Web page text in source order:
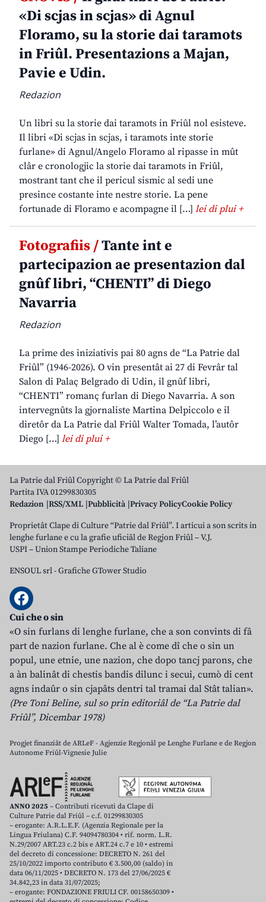
«Di scjas in scjas» di Agnul
Floramo, su la storie dai taramots
in Friûl. Presentazions a Majan,
Pavie e Udin.
Redazion
Un libri su la storie dai taramots in Friûl nol esisteve.
Il libri «Di scjas in scjas, i taramots inte storie
furlane» di Agnul/Angelo Floramo al ripasse in mût
clâr e cronologjic la storie dai taramots in Friûl,
mostrant tant che il pericul sismic al sedi une
presince costante inte nestre storie. La pene
fortunade di Floramo e acompagne il […] lei di plui +
Fotografiis /Tante int e
partecipazion ae presentazion dal
gnûf libri, “CHENTI” di Diego
Navarria
Redazion
La prime des iniziativis pai 80 agns de “La Patrie dal
Friûl” (1946-2026). O vin presentât ai 27 di Fevrâr tal
Salon di Palaç Belgrado di Udin, il gnûf libri,
“CHENTI” romanç furlan di Diego Navarria. A son
intervegnûts la gjornaliste Martina Delpiccolo e il
diretôr da La Patrie dal Friûl Walter Tomada, l’autôr
Diego […] lei di plui +
La Patrie dal Friûl Copyright © La Patrie dal Friûl
Partita IVA 01299830305
Redazion RSS/XML Pubblicità Privacy PolicyCookie Policy
Proprietât Clape di Culture “Patrie dal Friûl”. I articui a son scrits in
lenghe furlane e cu la grafie uficiâl de Regjon Friûl – V.J.
USPI – Union Stampe Periodiche Taliane
ENSOUL srl-Grafiche GTower Studio
Cui che o sin
«O sin furlans di lenghe furlane, che a son convints di fâ
part de nazion furlane. Che al è come dî che o sin un
popul, une etnie, une nazion, che dopo tancj parons, che
a àn balinât di chestis bandis dilunc i secui, cumò di cent
agns indaûr o sin cjapâts dentri tal tramai dal Stât talian».
(Pre Toni Beline, sul so prin editoriâl de “La Patrie dal
Friûl”, Dicembar 1978)
Progjet finanziât de ARLeF - Agjenzie Regjonâl pe Lenghe Furlane e de Regjon
Autonome Friûl-Vignesie Julie
ANNO 2025 – Contributi ricevuti da Clape di
Culture Patrie dal Friûl – c.f. 01299830305
– erogante: A.R.L.E.F. (Agenzia Regionale per la
Lingua Friulana) C.F. 94094780304 • rif. norm. L.R.
N.29/2007 ART.23 c.2 bis e ART.24 c.7 e 10 • estremi
del decreto di concessione: DECRETO N. 261 del
25/10/2022 importo contributo € 3.500,00 (saldo) in
data 06/11/2025 • DECRETO N. 173 del 27/06/2025 €
34.842,23 in data 31/07/2025;
– erogante: FONDAZIONE FRIULI CF. 00158650309 •